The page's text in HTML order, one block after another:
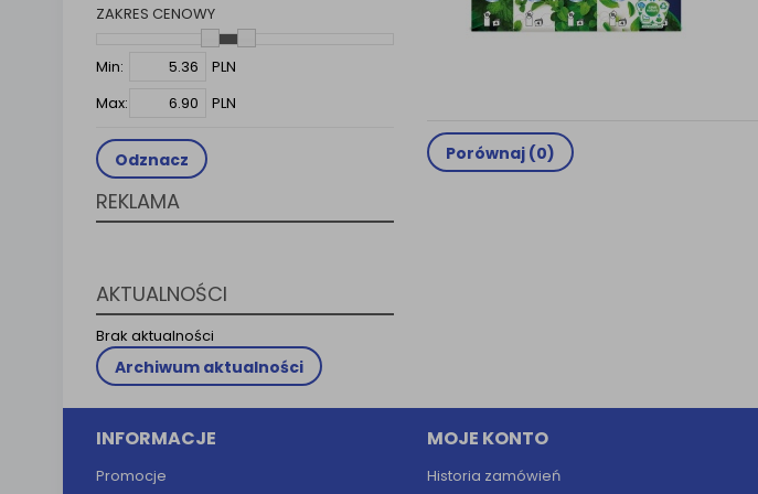
ZAKRES CENOWY
Min:
PLN
Max:
PLN
Odznacz
REKLAMA
AKTUALNOŚCI
Brak aktualności
Archiwum aktualności
Porównaj (0)
INFORMACJE
Promocje
MOJE KONTO
Historia zamówień
Klauzula Informacyjna (rozwiń)